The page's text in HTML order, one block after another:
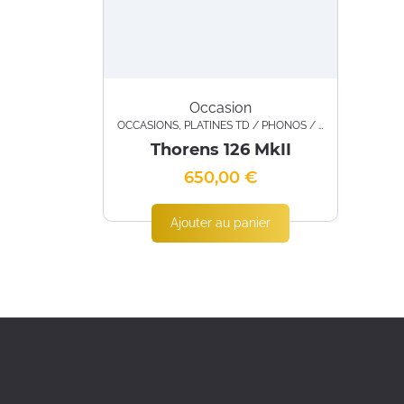
Occasion
OCCASIONS PLATINES TD / PHONOS / BRAS / CELLULES
Thorens 126 MkII
650,00 €
Ajouter au panier